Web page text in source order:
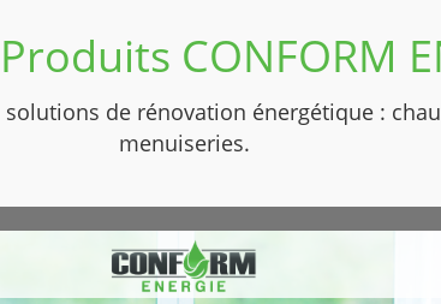
CONFORM
de rénovation énergétique :
menuiseries.